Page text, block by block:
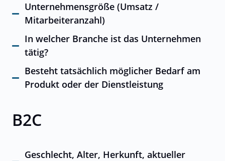
Unternehmensgröße (Umsatz /
Mitarbeiteranzahl)
In welcher Branche ist das Unternehmen
tätig?
Besteht tatsächlich möglicher Bedarf am
Produkt oder der Dienstleistung
B2C
Geschlecht, Alter, Herkunft, aktueller